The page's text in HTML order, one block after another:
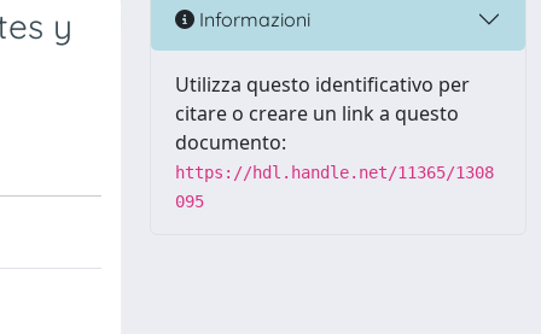
y Informazioni
Utilizza questo identificativo per
citare o creare un link a questo
documento:
https://hdl.handle.net/11365/1308
095